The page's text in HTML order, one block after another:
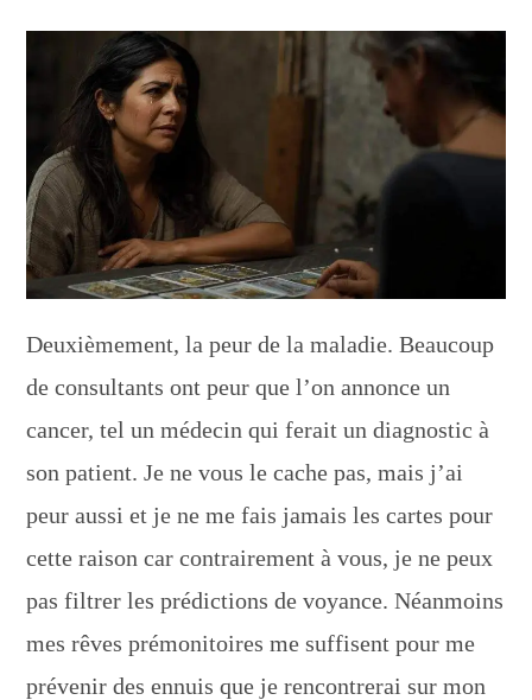
Deuxièmement, la peur de la maladie. Beaucoup
de consultants ont peur que l’on annonce un
cancer, tel un médecin qui ferait un diagnostic à
son patient. Je ne vous le cache pas, mais j’ai
peur aussi et je ne me fais jamais les cartes pour
cette raison car contrairement à vous, je ne peux
pas filtrer les prédictions de voyance. Néanmoins
mes rêves prémonitoires me suffisent pour me
prévenir des ennuis que je rencontrerai sur mon